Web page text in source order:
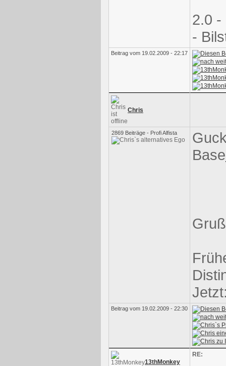
2.0 -
-
Beitrag vom 19.02.2009 - 22:17
Chris
2869 Beiträge - Profi Alfista
Base
Beitrag vom 19.02.2009 - 22:30
13thMonkey
RE: